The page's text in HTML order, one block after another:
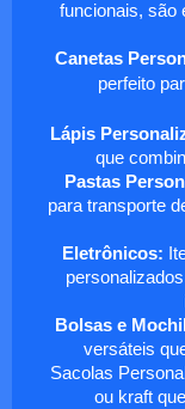
funcionais, são
Canetas
perfeito
Lápis
que
Pastas
para transporte
Eletrônicos:
Bolsas e
versáteis
Sacolas
ou kraft